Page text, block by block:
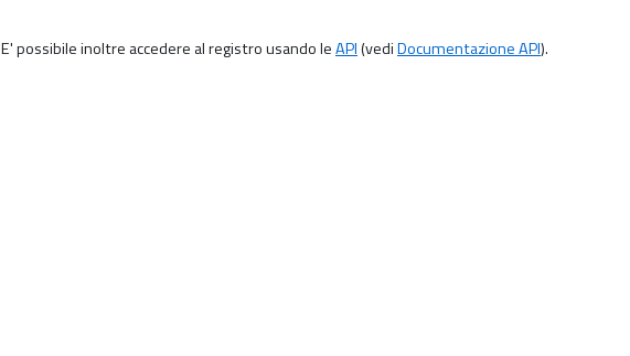
E' possibile inoltre accedere al registro usando leAPI(vediDocumentazione API).